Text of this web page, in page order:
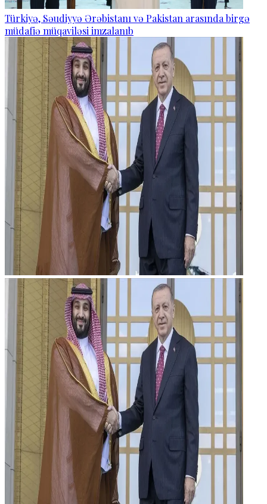
Türkiyə, Səudiyyə Ərəbistanı və Pakistan arasında birgə
müdafiə müqaviləsi imzalanıb